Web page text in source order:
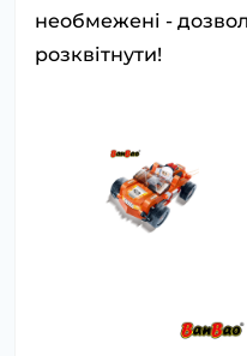
необмежені -
розквітнути!